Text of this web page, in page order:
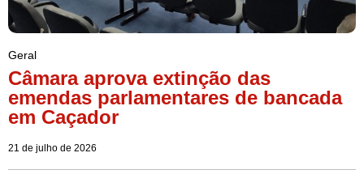
Geral
Câmara aprova extinção das
emendas parlamentares de bancada
em Caçador
21 de julho de 2026